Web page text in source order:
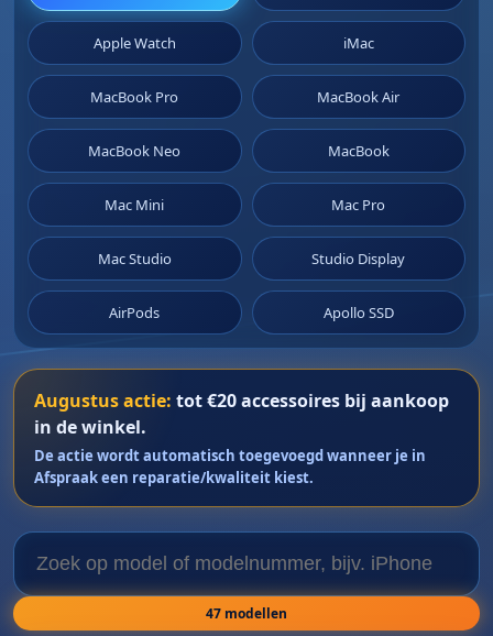
Apple Watch iMac
MacBook Pro MacBook Air
MacBook Neo MacBook
Mac Mini Mac Pro
Mac Studio Studio Display
AirPods Apollo SSD
Augustus actie: tot €20 accessoires bij aankoop
in de winkel.
De actie wordt automatisch toegevoegd wanneer je in
Afspraak een reparatie/kwaliteit kiest.
47 modellen